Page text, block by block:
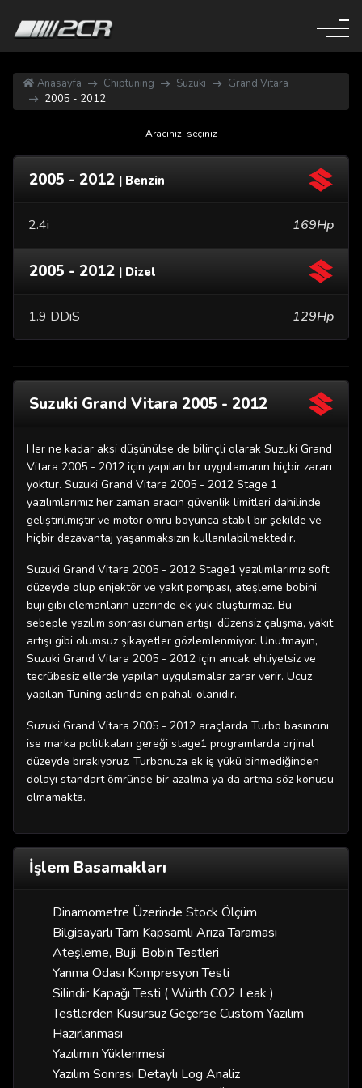
Anasayfa Chiptuning Suzuki
Grand Vitara
2005 - 2012
Aracınızı seçiniz
2005 - 2012 | Benzin
2.4i 169Hp
2005 - 2012 | Dizel
1.9 DDiS 129Hp
Suzuki Grand Vitara 2005 - 2012
Her ne kadar aksi düşünülse de bilinçli olarak Suzuki Grand
Vitara 2005 - 2012 için yapılan bir uygulamanın hiçbir zararı
yoktur. Suzuki Grand Vitara 2005 - 2012 Stage 1
yazılımlarımız her zaman aracın güvenlik limitleri dahilinde
geliştirilmiştir ve motor ömrü boyunca stabil bir şekilde ve
hiçbir dezavantaj yaşanmaksızın kullanılabilmektedir.
Suzuki Grand Vitara 2005 - 2012 Stage1 yazılımlarımız soft
düzeyde olup enjektör ve yakıt pompası, ateşleme bobini,
buji gibi elemanların üzerinde ek yük oluşturmaz. Bu
sebeple yazılım sonrası duman artışı, düzensiz çalışma, yakıt
artışı gibi olumsuz şikayetler gözlemlenmiyor. Unutmayın,
Suzuki Grand Vitara 2005 - 2012 için ancak ehliyetsiz ve
tecrübesiz ellerde yapılan uygulamalar zarar verir. Ucuz
yapılan Tuning aslında en pahalı olanıdır.
Suzuki Grand Vitara 2005 - 2012 araçlarda Turbo basıncını
ise marka politikaları gereği stage1 programlarda orjinal
düzeyde bırakıyoruz. Turbonuza ek iş yükü binmediğinden
dolayı standart ömründe bir azalma ya da artma söz konusu
olmamakta.
İşlem Basamakları
Dinamometre Üzerinde Stock Ölçüm
Bilgisayarlı Tam Kapsamlı Arıza Taraması
Ateşleme, Buji, Bobin Testleri
Yanma Odası Kompresyon Testi
Silindir Kapağı Testi ( Würth CO2 Leak )
Testlerden Kusursuz Geçerse Custom Yazılım
Hazırlanması
Yazılımın Yüklenmesi
Yazılım Sonrası Detaylı Log Analiz